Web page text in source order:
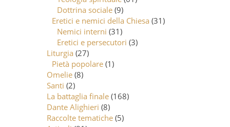
Dottrina sociale (9)
Eretici e nemici della Chiesa (31)
Nemici interni (31)
Eretici e persecutori (3)
Liturgia (27)
Pietà popolare (1)
Omelie (8)
Santi (2)
La battaglia finale (168)
Dante Alighieri (8)
Raccolte tematiche (5)